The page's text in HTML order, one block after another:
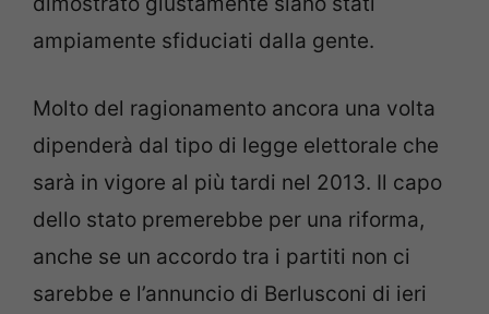
ampiamente sfiduciati dalla gente.
Molto del ragionamento ancora una volta
dipenderà dal tipo di legge elettorale che
sarà in vigore al più tardi nel 2013. Il capo
dello stato premerebbe per una riforma,
anche se un accordo tra i partiti non ci
sarebbe e l’annuncio di Berlusconi di ieri